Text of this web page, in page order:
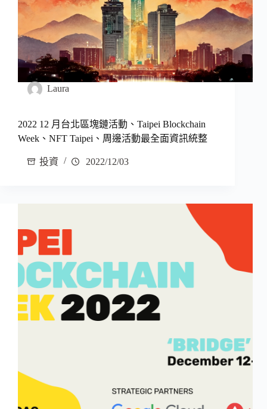
Laura
2022 12 月台北區塊鏈活動、Taipei Blockchain
Week、NFT Taipei、周邊活動最全面資訊統整
投資 2022/12/03